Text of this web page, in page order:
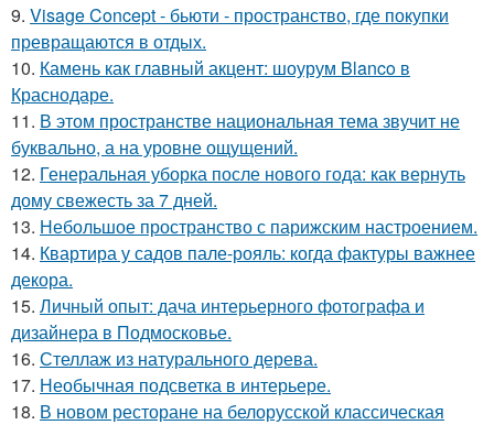
9. Visage Concept - бьюти - пространство, где покупки
превращаются в отдых.
10. Камень как главный акцент: шоурум Blanco в
Краснодаре.
11. В этом пространстве национальная тема звучит не
буквально, а на уровне ощущений.
12. Генеральная уборка после нового года: как вернуть
дому свежесть за 7 дней.
13. Небольшое пространство с парижским настроением.
14. Квартира у садов пале-рояль: когда фактуры важнее
декора.
15. Личный опыт: дача интерьерного фотографа и
дизайнера в Подмосковье.
16. Стеллаж из натурального дерева.
17. Необычная подсветка в интерьере.
18. В новом ресторане на белорусской классическая